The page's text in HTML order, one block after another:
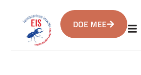
DOE MEE